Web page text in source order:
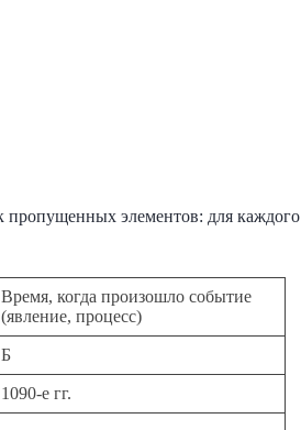
пропущенных элементов: для каждого
Время, когда произошло событие
(явление, процесс)
Б
1090-е гг.